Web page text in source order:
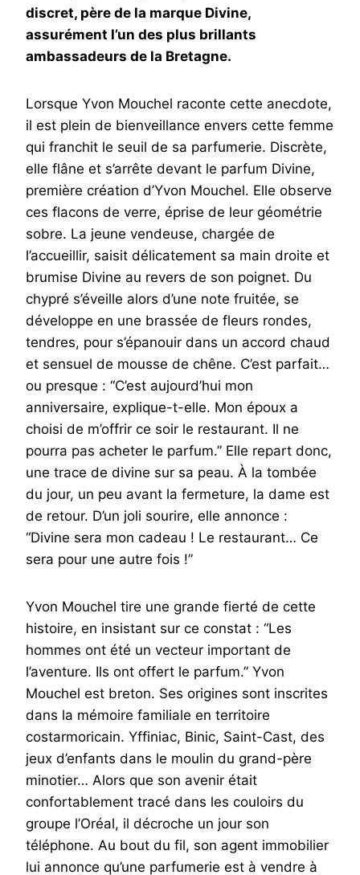
discret, père de la marque Divine,
assurément l’un des plus brillants
ambassadeurs de la Bretagne.
Lorsque Yvon Mouchel raconte cette anecdote,
il est plein de bienveillance envers cette femme
qui franchit le seuil de sa parfumerie. Discrète,
elle flâne et s’arrête devant le parfum Divine,
première création d’Yvon Mouchel. Elle observe
ces flacons de verre, éprise de leur géométrie
sobre. La jeune vendeuse, chargée de
l’accueillir, saisit délicatement sa main droite et
brumise Divine au revers de son poignet. Du
chypré s’éveille alors d’une note fruitée, se
développe en une brassée de fleurs rondes,
tendres, pour s’épanouir dans un accord chaud
et sensuel de mousse de chêne. C’est parfait…
ou presque : “C’est aujourd’hui mon
anniversaire, explique-t-elle. Mon époux a
choisi de m’offrir ce soir le restaurant. Il ne
pourra pas acheter le parfum.” Elle repart donc,
une trace de divine sur sa peau. À la tombée
du jour, un peu avant la fermeture, la dame est
de retour. D’un joli sourire, elle annonce :
“Divine sera mon cadeau ! Le restaurant… Ce
sera pour une autre fois !”
Yvon Mouchel tire une grande fierté de cette
histoire, en insistant sur ce constat : “Les
hommes ont été un vecteur important de
l’aventure. Ils ont offert le parfum.” Yvon
Mouchel est breton. Ses origines sont inscrites
dans la mémoire familiale en territoire
costarmoricain. Yffiniac, Binic, Saint-Cast, des
jeux d’enfants dans le moulin du grand-père
minotier… Alors que son avenir était
confortablement tracé dans les couloirs du
groupe l’Oréal, il décroche un jour son
téléphone. Au bout du fil, son agent immobilier
lui annonce qu’une parfumerie est à vendre à